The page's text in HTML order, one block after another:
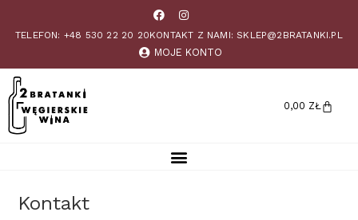
TELEFON: +48 530 22 20 20KONTAKT Z NAMI: SKLEP@2BRATANKI.PL
MOJE KONTO
0,00 ZŁ
Kontakt